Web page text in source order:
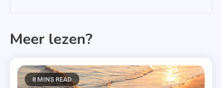
Meer lezen?
8 MINS READ